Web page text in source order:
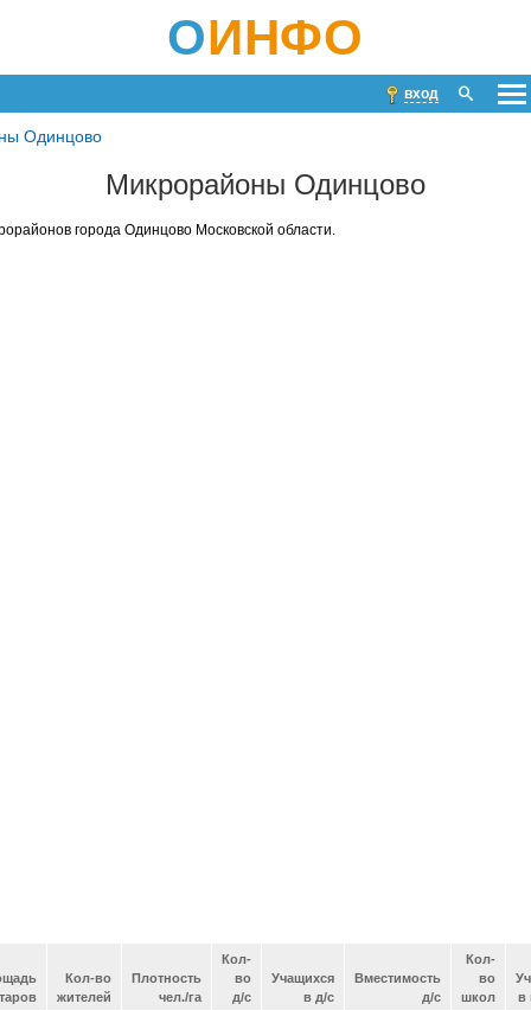
ОИНФО
вход
Одинцово
Микрорайоны Одинцово
города Одинцово Московской области.
Кол-во
жителей
Плотность
чел./га
Кол-
во
д/с
Учащихся
в д/с
Вместимость
д/с
Кол-
во
школ
в